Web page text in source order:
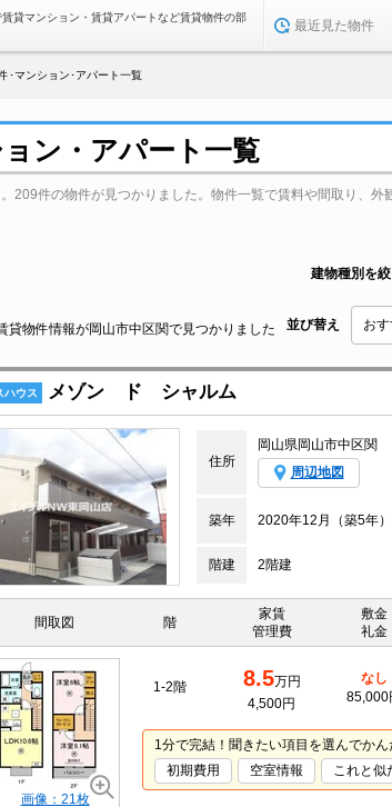
貸マンション・賃貸アパートなど賃貸物件の部
最近見た物件
･マンション･アパート一覧
ン・アパート一覧
209件の物件が見つかりました。物件一覧で賃料や間取り、外
建物種別を
貸物件情報が岡山市中区関で見つかりました 並び替え
ハウス メゾン ド シャルム
住所
岡山県岡山市中区関
周辺地図
築年 2020年12月（築5年）
階建 2階建
間取図 階
家賃
管理費
敷金
礼金
画像：21枚
1-2階 8.5万円
4,500円
なし
85,000
1分で完結！聞きたい項目を選んでかん
初期費用
空室情報 これと似